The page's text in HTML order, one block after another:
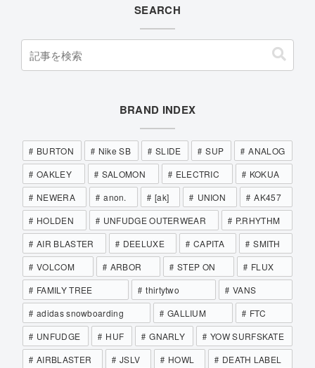
SEARCH
BRAND INDEX
BURTON Nike SB SLIDE SUP
ANALOG
OAKLEY
SALOMON ELECTRIC
KOKUA
NEWERA
anon. [ak] UNION
AK457
HOLDEN
UNFUDGE OUTERWEAR
P.RHYTHM
AIR BLASTER
DEELUXE CAPITA
SMITH
VOLCOM
ARBOR STEP ON
FLUX
FAMILY TREE
thirtytwo
VANS
adidas snowboarding
GALLIUM
FTC
UNFUDGE
HUF GNARLY
YOW SURFSKATE
AIRBLASTER
JSLV HOWL
DEATH LABEL